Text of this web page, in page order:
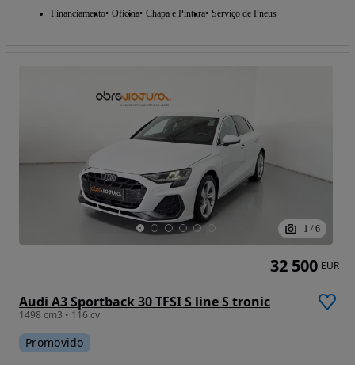
Financiamento Oficina Chapa e Pintura Serviço de Pneus
1 / 6
Audi A3 Sportback 30 TFSI S line S tronic
1498 cm3 • 116 cv
Promovido
32 500 EUR